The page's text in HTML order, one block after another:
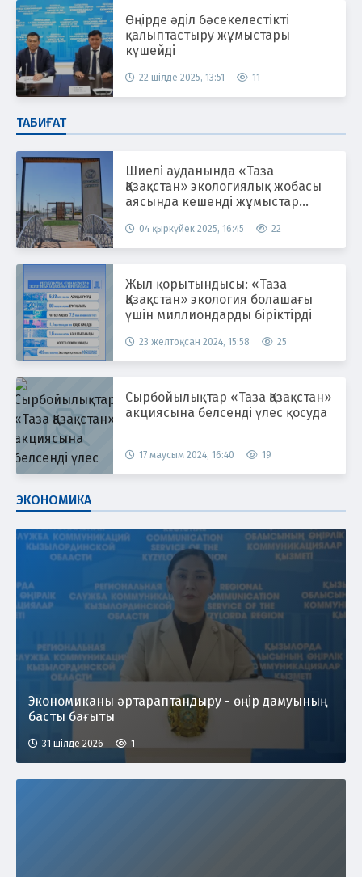
Өңірде әділ бәсекелестікті
қалыптастыру жұмыстары
күшейді
22 шілде 2025, 13:51 11
ТАБИҒАТ
Шиелі ауданында «Таза
Қазақстан» экологиялық жобасы
аясында кешенді жұмыстар
04 қыркүйек 2025, 16:45 22
Жыл қорытындысы: «Таза
Қазақстан» экология болашағы
үшін миллиондарды біріктірді
23 желтоқсан 2024, 15:58 25
Сырбойылықтар «Таза Қазақстан»
акциясына белсенді үлес қосуда
17 маусым 2024, 16:40 19
ЭКОНОМИКА
Экономиканы әртараптандыру - өңір дамуының
басты бағыты
31 шілде 2026 1